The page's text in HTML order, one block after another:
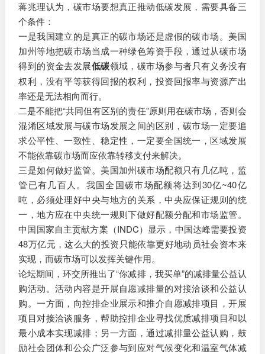
蒋兆理认为，碳市场要想真正推动低碳发展，需要具备三
个条件：
一是我国建立的是真正的碳市场还是虚假的碳市场。美国
加州等地把碳市场当成一种绿色筹资手段，通过从碳市场
得到的资金去发展低碳领域，碳市场参与者只有义务没有
权利，没有平等获得回报的权利，投资回报率与资源产出
率还是无法相向而行。
二是不能把“共同但有区别的责任”原则用在碳市场，否则会
混淆区域发展与碳市场发展之间的区别，碳市场一定要追
求公平性、一致性、稳定性，一定要全国统一，区域发展
不能依靠碳市场而应依靠转移支付来解决。
三是如何做好监管。美国加州碳市场配额只有几亿吨，监
管已有几百人。我国全国碳市场配额将达到30亿~40亿
吨，必须处理好中央与地方的关系，中央应保证规则的统
一，地方应在中央统一规则下做好配额分配和市场监管。
中国国家自主贡献方案（INDC）显示，中国达峰需要投资
48万亿元，这么大的投资只能依靠更好地动员社会资本来
实现，而碳市场可以发挥关键作用。
论坛期间，环交所推出了“你减排，我买单”的减排量公益认
购活动。活动内容是开展自愿减排量的对接洽谈和公益认
购。一方面，向控排企业展示和推介自愿减排项目，开展
项目对接洽谈服务，帮助控排企业寻找优质减排项目和以
最小成本实现减排；另一方面，通过减排量公益认购，鼓
励社会团体和公众广泛参与到应对气候变化和温室气体减